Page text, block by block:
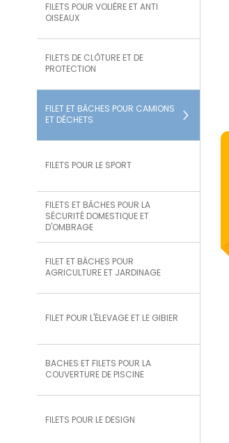
FILETS POUR VOLIÈRE ET ANTI
OISEAUX
FILETS DE CLÔTURE ET DE
PROTECTION
FILET ET BÂCHES POUR CAMIONS
ET DÉCHETS
FILETS POUR LE SPORT
FILETS ET BÂCHES POUR LA
SÉCURITÉ DOMESTIQUE ET
D'OMBRAGE
FILET ET BÂCHES POUR
AGRICULTURE ET JARDINAGE
FILET POUR L'ÉLEVAGE ET LE GIBIER
BACHES ET FILETS POUR LA
COUVERTURE DE PISCINE
FILETS POUR LE DESIGN